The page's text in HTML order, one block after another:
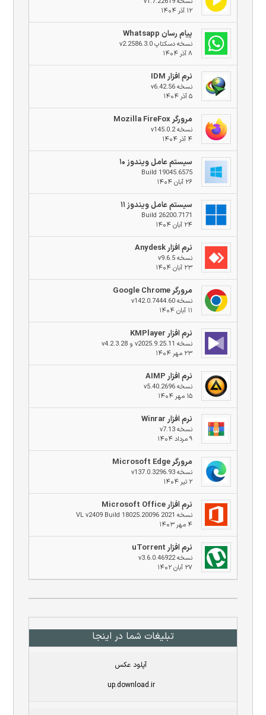
۱۲ آذر ۱۴۰۴
پیام رسان Whatsapp
نسخه دسکتاپ v2.2586.3.0
۸ آذر ۱۴۰۴
نرم افزار IDM
نسخه v6.42.56
۵ آذر ۱۴۰۴
مرورگر Mozilla FireFox
نسخه v145.0.2
۴ آذر ۱۴۰۴
سیستم عامل ویندوز ۱۰
Build 19045.6575
۲۶ آبان ۱۴۰۴
سیستم عامل ویندوز ۱۱
Build 26200.7171
۲۴ آبان ۱۴۰۴
نرم افزار Anydesk
نسخه v9.6.5
۲۳ آبان ۱۴۰۴
مرورگر Google Chrome
نسخه v142.0.7444.60
۱۱ آبان ۱۴۰۴
نرم افزار KMPlayer
نسخه v2025.9.25.11 و v4.2.3.28
۲۳ مهر ۱۴۰۴
نرم افزار AIMP
نسخه v5.40.2696
۱۵ مهر ۱۴۰۴
نرم افزار Winrar
نسخه v7.13
۹ مرداد ۱۴۰۴
مرورگر Microsoft Edge
نسخه v137.0.3296.93
۲ تیر ۱۴۰۴
نرم افزار Microsoft Office
نسخه 2021 VL v2409 Build 18025.20096
۴ مهر ۱۴۰۳
نرم افزار uTorrent
نسخه v3.6.0.46922
۲۷ آبان ۱۴۰۲
تبلیغات شما در اینجا
آپلود عکس
up.download.ir